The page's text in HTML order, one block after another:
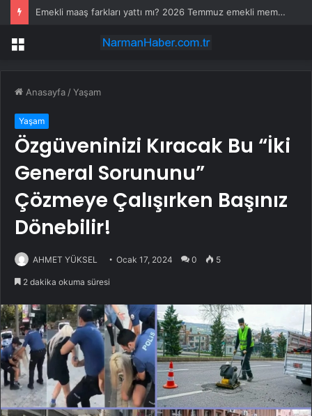
Emekli maaş farkları yattı mı? 2026 Temmuz emekli memur maaş farkları ne zaman yatacak? SSK, BAĞKUR 4A, 4A, 4C emekli maaş farkı ödeme günleri
Menü
Anasayfa /Yaşam
Yaşam
Özgüveninizi Kıracak Bu “İki
General Sorununu”
Çözmeye Çalışırken Başınız
Dönebilir!
AHMET YÜKSEL Ocak 17, 2024 0 5
2 dakika okuma süresi